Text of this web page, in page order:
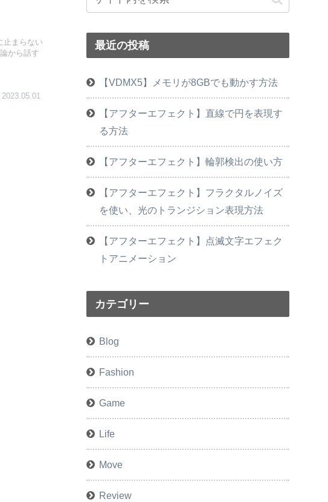
止まらない
から話す
2023.05.01
最近の投稿
【VDMX5】メモリが8GBでも動かす方法
【アフターエフェクト】直線で円を表現す
る方法
【アフターエフェクト】輪郭検出の使い方
【アフターエフェクト】フラクタルノイズ
を使い、光のトランジション表現方法
【アフターエフェクト】点滅文字エフェク
トアニメーション
カテゴリー
Blog
Fashion
Game
Life
Move
Review